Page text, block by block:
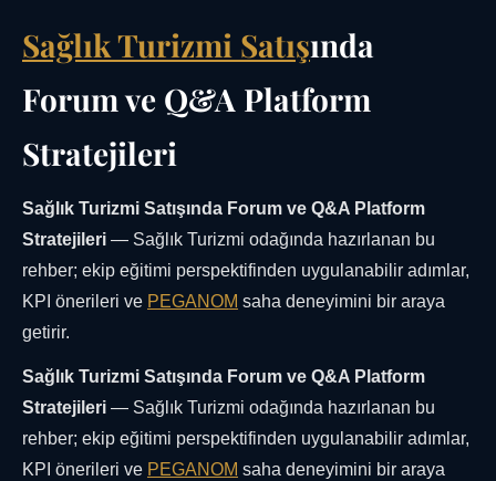
Sağlık Turizmi Satışında
Forum ve Q&A Platform
Stratejileri
Sağlık Turizmi Satışında Forum ve Q&A Platform
Stratejileri — Sağlık Turizmi odağında hazırlanan bu
rehber; ekip eğitimi perspektifinden uygulanabilir adımlar,
KPI önerileri ve PEGANOM saha deneyimini bir araya
getirir.
Sağlık Turizmi Satışında Forum ve Q&A Platform
Stratejileri — Sağlık Turizmi odağında hazırlanan bu
rehber; ekip eğitimi perspektifinden uygulanabilir adımlar,
KPI önerileri ve PEGANOM saha deneyimini bir araya